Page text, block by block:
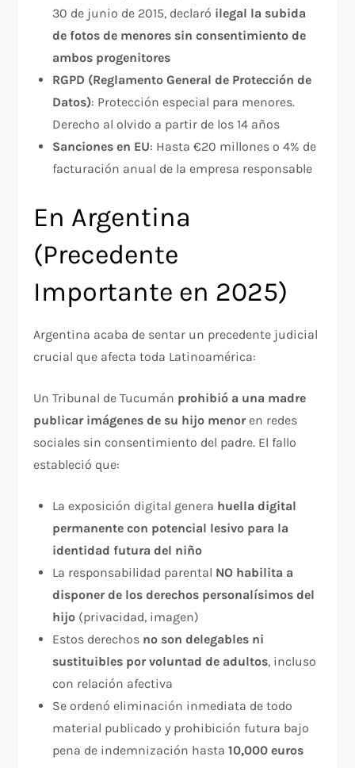
30 de junio de 2015, declaró ilegal la subida
de fotos de menores sin consentimiento de
ambos progenitores
RGPD (Reglamento General de Protección de
Datos): Protección especial para menores.
Derecho al olvido a partir de los 14 años
Sanciones en EU: Hasta €20 millones o 4% de
facturación anual de la empresa responsable
En Argentina
(Precedente
Importante en 2025)
Argentina acaba de sentar un precedente judicial
crucial que afecta toda Latinoamérica:​
Un Tribunal de Tucumán prohibió a una madre
publicar imágenes de su hijo menoren redes
sociales sin consentimiento del padre. El fallo
estableció que:
La exposición digital genera huella digital
permanente con potencial lesivo para la
identidad futura del niño
La responsabilidad parental NO habilita a
disponer de los derechos personalísimos del
hijo (privacidad, imagen)
Estos derechos no son delegables ni
sustituibles por voluntad de adultos, incluso
con relación afectiva
Se ordenó eliminación inmediata de todo
material publicado y prohibición futura bajo
pena de indemnización hasta10,000 euros